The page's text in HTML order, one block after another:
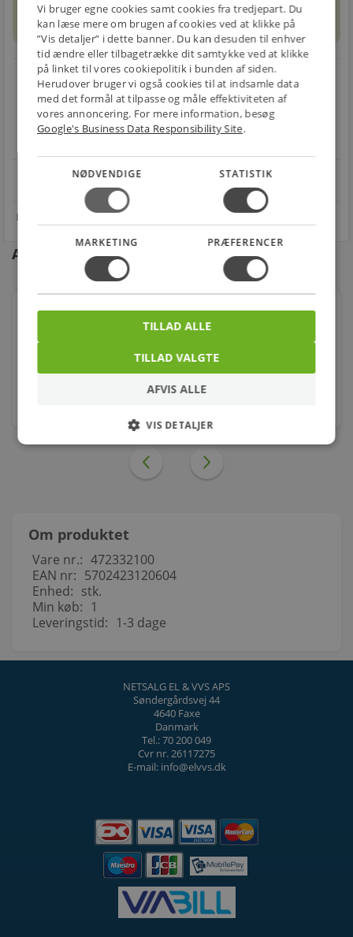
sell Prismatchinfo
E-MÆRKET
Handle trygt hos
os
local_shipping
BILLIG
FRAGT
restart_alt
30 DAGES
4.1 på Trustpilot 11,691 anmeldelser
Andre kunder købte også
Danfoss RT5 Pressostat 4-17 bar G 3/8
1.610,00 kr.
Om produktet
Vare nr.: 472332100
EAN nr: 5702423120604
Enhed: stk.
Min køb: 1
Leveringstid: 1-3 dage
NETSALG EL & VVS APS
Søndergårdsvej 44
4640 Faxe
Danmark
Tel.: 70 200 049
Cvr nr. 26117275
E-mail: info@elvvs.dk
Vi bruger egne cookies samt cookies fra tredjepart. Du
kan læse mere om brugen af cookies ved at klikke på
”Vis detaljer” i dette banner. Du kan desuden til enhver
tid ændre eller tilbagetrække dit samtykke ved at klikke
på linket til vores cookiepolitik i bunden af siden.
Herudover bruger vi også cookies til at indsamle data
med det formål at tilpasse og måle effektiviteten af
vores annoncering. For mere information, besøg
Google's Business Data Responsibility Site.
NØDVENDIGE STATISTIK
MARKETING PRÆFERENCER
TILLAD VALGTE
TILLAD ALLE
AFVIS ALLE
VIS DETALJER